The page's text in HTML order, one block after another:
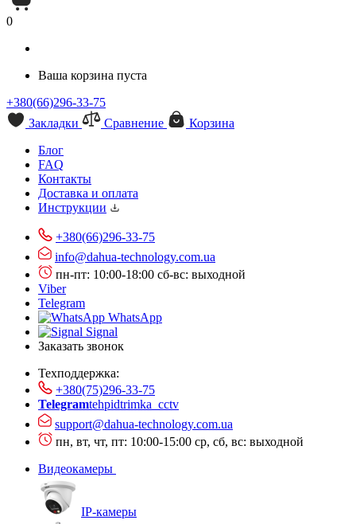
0
Ваша корзина пуста
+380(66)296-33-75
Закладки
Сравнение
Корзина
Блог
FAQ
Контакты
Доставка и оплата
Инструкции
+380(66)296-33-75
info@dahua-technology.com.ua
пн-пт: 10:00-18:00 сб-вс: выходной
Viber
Telegram
WhatsApp
Signal
Заказать звонок
Техподдержка:
+380(75)296-33-75
Telegramtehpidtrimka_cctv
support@dahua-technology.com.ua
пн, вт, чт, пт: 10:00-15:00 ср, сб, вс: выходной
Видеокамеры
IP-камеры